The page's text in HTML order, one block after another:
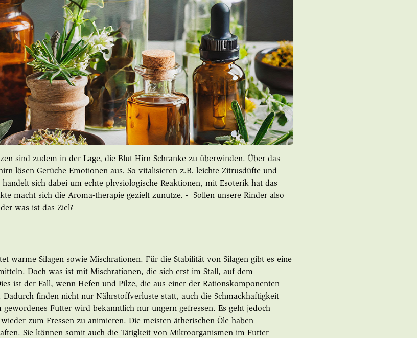
sind zudem in der Lage, die Blut-Hirn-Schranke zu überwinden. Über das
lösen Gerüche Emotionen aus. So vitalisieren z.B. leichte Zitrusdüfte und
sich dabei um echte physiologische Reaktionen, mit Esoterik hat das
macht sich die Aroma-therapie gezielt zunutze. - Sollen unsere Rinder also
was ist das Ziel?
warme Silagen sowie Mischrationen. Für die Stabilität von Silagen gibt es eine
Doch was ist mit Mischrationen, die sich erst im Stall, auf dem
ist der Fall, wenn Hefen und Pilze, die aus einer der Rationskomponenten
finden nicht nur Nährstoffverluste statt, auch die Schmackhaftigkeit
gewordenes Futter wird bekanntlich nur ungern gefressen. Es geht jedoch
zum Fressen zu animieren. Die meisten ätherischen Öle haben
Sie können somit auch die Tätigkeit von Mikroorganismen im Futter